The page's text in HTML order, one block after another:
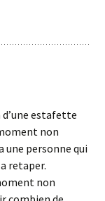
estafette
non
une personne qui
retaper.
non